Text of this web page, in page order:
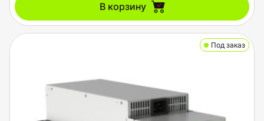
В корзину
Под заказ